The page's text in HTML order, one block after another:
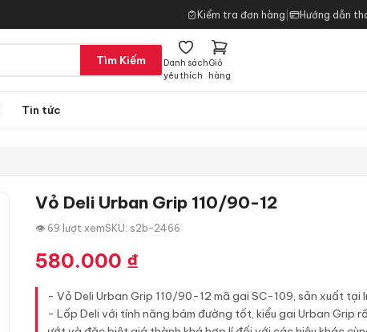
Kiểm tra đơn hàng Hướng dẫn
Tìm Kiếm
Danh sách
yêu thích
Giỏ
hàng
Tin tức
Vỏ Deli Urban Grip 110/90-12
👁 69 lượt xemSKU: s2b-2466
580.000 ₫
- Vỏ Deli Urban Grip 110/90-12 mã gai SC-109, sản xuất tại
- Lốp Deli với tính năng bám đường tốt, kiểu gai Urban Grip